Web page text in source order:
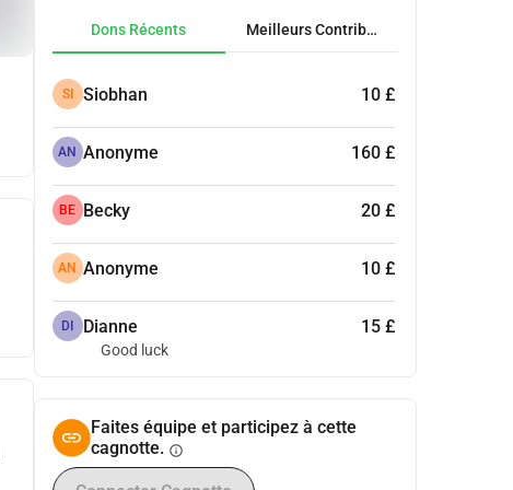
Dons Récents Meilleurs Contributeurs
SI Siobhan 10 £
AN Anonyme 160 £
BE Becky 20 £
AN Anonyme 10 £
DI Dianne 15 £
Good luck
Faites équipe et participez à cette
cagnotte. info